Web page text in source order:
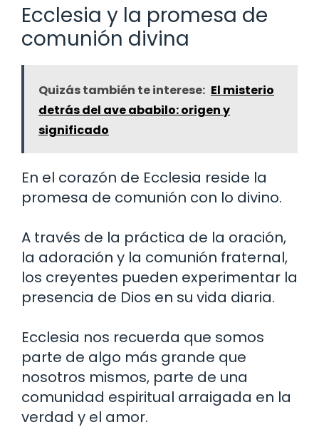
Ecclesia y la promesa de
comunión divina
Quizás también te interese: El misterio
detrás del ave ababilo: origen y
significado
En el corazón de Ecclesia reside la
promesa de comunión con lo divino.
A través de la práctica de la oración,
la adoración y la comunión fraternal,
los creyentes pueden experimentar la
presencia de Dios en su vida diaria.
Ecclesia nos recuerda que somos
parte de algo más grande que
nosotros mismos, parte de una
comunidad espiritual arraigada en la
verdad y el amor.